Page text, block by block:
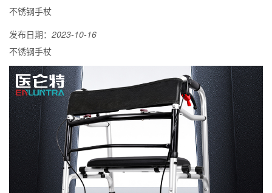
不锈钢手杖
发布日期： 2023-10-16
不锈钢手杖